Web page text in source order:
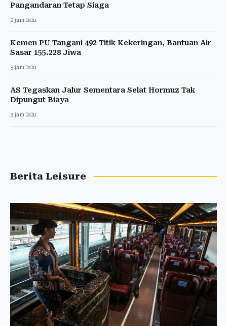
Pangandaran Tetap Siaga
2 jam lalu
Kemen PU Tangani 492 Titik Kekeringan, Bantuan Air
Sasar 155.228 Jiwa
3 jam lalu
AS Tegaskan Jalur Sementara Selat Hormuz Tak
Dipungut Biaya
3 jam lalu
Berita Leisure